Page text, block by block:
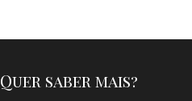
Quer saber mais?